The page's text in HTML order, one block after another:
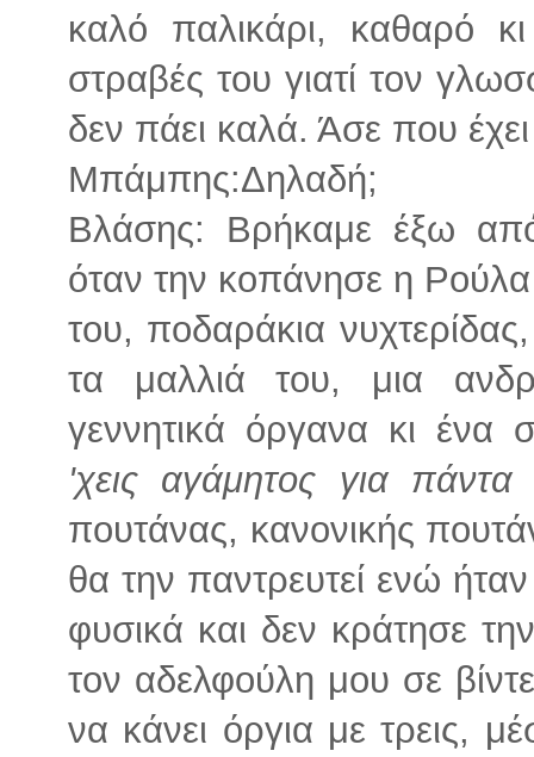
καλό παλικάρι, καθαρό
στραβές του γιατί τον
δεν πάει καλά. Άσε που
Μπάμπης:Δηλαδή;
Βλάσης: Βρήκαμε έξω
όταν την κοπάνησε η Ρούλα
του, ποδαράκια
τα μαλλιά του, μια
γεννητικά όργανα κι ένα
'χεις αγάμητος για πάντα
πουτάνας, κανονικής
θα την παντρευτεί ενώ
φυσικά και δεν κράτησε
τον αδελφούλη μου σε
να κάνει όργια με τρεις,